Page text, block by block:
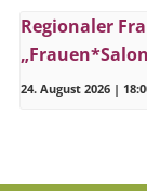
Regionaler
24. August 2026 |